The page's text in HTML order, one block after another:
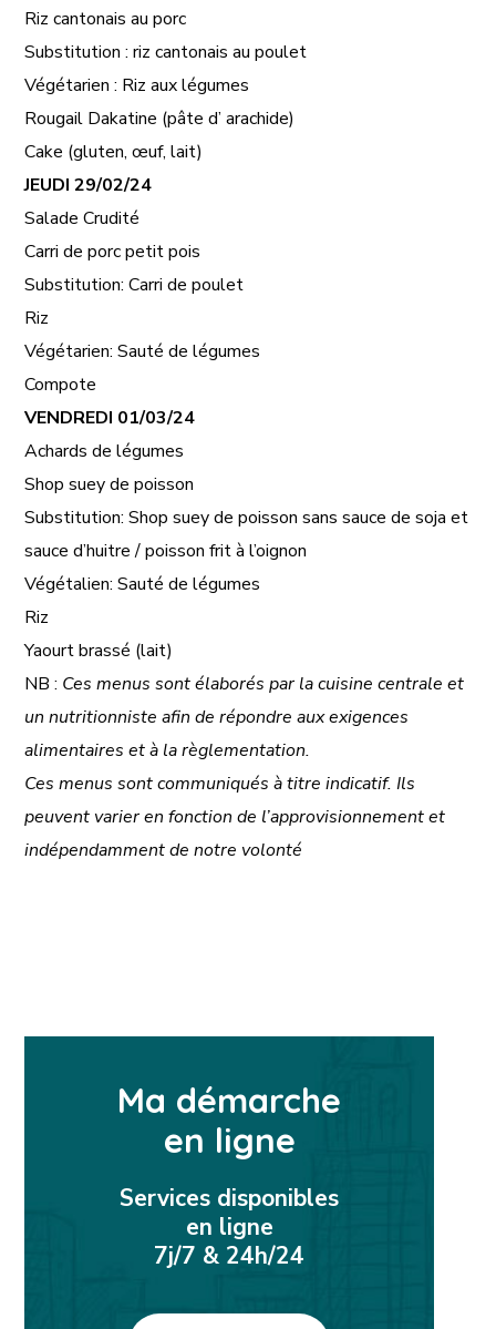
Riz cantonais au porc
Substitution : riz cantonais au poulet
Végétarien : Riz aux légumes
Rougail Dakatine (pâte d’ arachide)
Cake (gluten, œuf, lait)
JEUDI 29/02/24
Salade Crudité
Carri de porc petit pois
Substitution: Carri de poulet
Riz
Végétarien: Sauté de légumes
Compote
VENDREDI 01/03/24
Achards de légumes
Shop suey de poisson
Substitution: Shop suey de poisson sans sauce de soja et
sauce d’huitre / poisson frit à l’oignon
Végétalien: Sauté de légumes
Riz
Yaourt brassé (lait)
NB : Ces menus sont élaborés par la cuisine centrale et
un nutritionniste afin de répondre aux exigences
alimentaires et à la règlementation.
Ces menus sont communiqués à titre indicatif. Ils
peuvent varier en fonction de l’approvisionnement et
indépendamment de notre volonté
Ma démarche
en ligne
Services disponibles
en ligne
7j/7 & 24h/24